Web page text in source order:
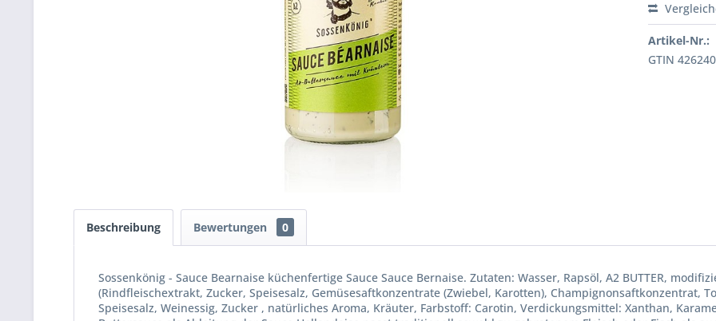
Artikel-Nr.:
GTIN
Beschreibung Bewertungen 0
Sossenkönig - Sauce Bearnaise küchenfertige Sauce Sauce Bernaise. Zutaten: Wasser, Rapsöl, A2 BUTTER,
(Rindfleischextrakt, Zucker, Speisesalz, Gemüsesaftkonzentrate (Zwiebel, Karotten), Champignonsaftkonzentrat,
Speisesalz, Weinessig, Zucker , natürliches Aroma, Kräuter, Farbstoff: Carotin, Verdickungsmittel: Xanthan,